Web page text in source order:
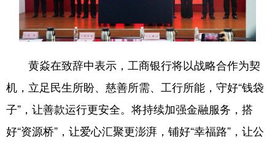
海南 四川
贵州 云南 西藏
宁夏 新疆 内蒙古
黑龙江
黄焱在致辞中表示，工商银行将以战略合作为契
机，立足民生所盼、慈善所需、工行所能，守好“钱袋
子”，让善款运行更安全。将持续加强金融服务，搭
好“资源桥”，让爱心汇聚更澎湃，铺好“幸福路”，让公